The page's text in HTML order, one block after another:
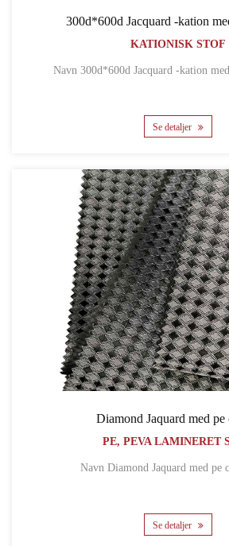
300d*600d Jacquard -kation
KATIONISK STOF
Se detaljer
Diamond Jaquard med pe
PE, PEVA LAMINERET
Se detaljer